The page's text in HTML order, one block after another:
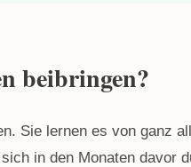
beibringen?
Sie lernen es von ganz
in den Monaten davor